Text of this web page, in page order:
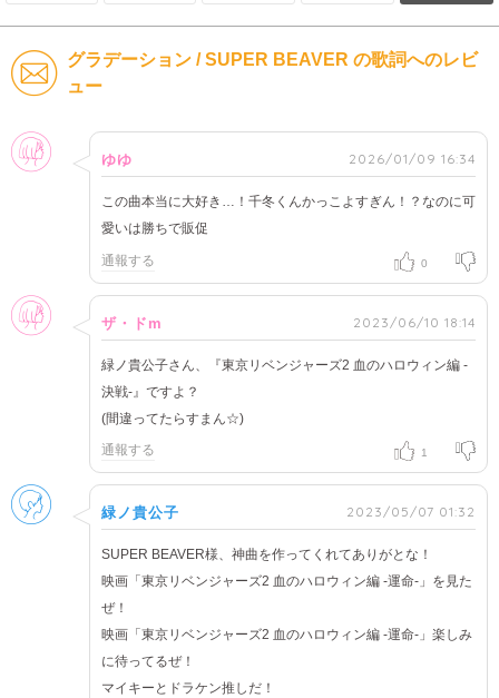
グラデーション / SUPER BEAVER の歌詞へのレビ
ュー
女性
ゆゆ 2026/01/09 16:34
この曲本当に大好き…！千冬くんかっこよすぎん！？なのに可
愛いは勝ちで販促
通報する 0
女性
ザ・ドm 2023/06/10 18:14
緑ノ貴公子さん、『東京リベンジャーズ2 血のハロウィン編 -
決戦-』ですよ？
(間違ってたらすまん☆)
通報する 1
男性
緑ノ貴公子 2023/05/07 01:32
SUPER BEAVER様、神曲を作ってくれてありがとな！
映画「東京リベンジャーズ2 血のハロウィン編 -運命-」を見た
ぜ！
映画「東京リベンジャーズ2 血のハロウィン編 -運命-」楽しみ
に待ってるぜ！
マイキーとドラケン推しだ！